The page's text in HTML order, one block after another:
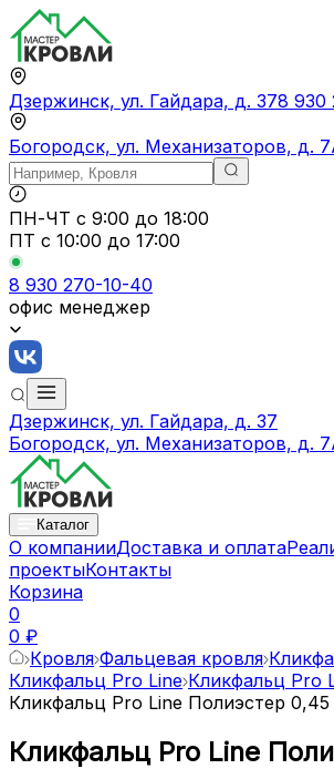
Дзержинск, ул. Гайдара, д. 378 930
Богородск, ул. Механизаторов, д.
ПН-ЧТ с 9:00 до 18:00
ПТ с 10:00 до 17:00
8 930 270-10-40
офис менеджер
Дзержинск, ул. Гайдара, д. 37
Богородск, ул. Механизаторов, д.
Каталог
О компанииДоставка и оплата
проектыКонтакты
Корзина
0
0 ₽
Кровля Фальцевая кровля
Кликфальц Pro Line Кликфальц Pro
Кликфальц Pro Line Полиэстер 0,45
Кликфальц Pro Line